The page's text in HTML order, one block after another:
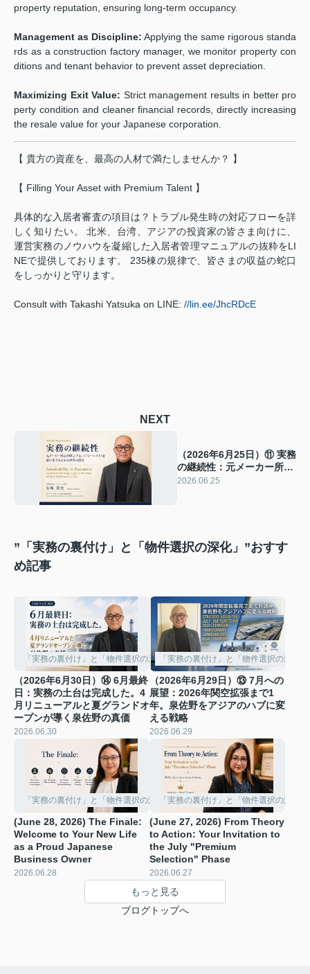
property reputation, ensuring long-term occupancy.
Management as Discipline: Applying the same rigorous standa
rds as a construction factory manager, we monitor property con
ditions and tenant behavior to prevent asset depreciation.
Maximizing Exit Value: Strict management results in better pro
perty condition and cleaner financial records, directly increasing
the resale value for your Japanese corporation.
【 貴方の資産を、最高の人材で満たしませんか？ 】
【 Filling Your Asset with Premium Talent 】
具体的な入居者審査の項目は？トラブル発生時の対応フローを詳
しく知りたい。 北米、台湾、アジアの投資家の皆さま向けに、
運営実務のノウハウを凝縮した入居者管理マニュアルの抜粋をLI
NEで提供しております。 235棟の規律で、皆さまの収益の蛇口
をしっかりと守ります。
Consult with Takashi Yatsuka on LINE: //lin.ee/JhcRDcE
NEXT
（2026年6月25日）⑪ 実務
の継続性：元メーカー所長
が断言する、リフォームコ
2026.06.25
”「実務の裏付け」と「物件選択の深化」”おすす
め記事
「実務の裏付け」と「物件選択の深化」
（2026年6月30日）⑭ 6月最終
日：実務の土台は完成した。4
月リニューアルと夏グランドオ
ープンが導く泉佐野の真価
2026.06.30
「実務の裏付け」と「物件選択の深化」
（2026年6月29日）⑬ 7月への
展望：2026年関空拡張まで1
年。泉佐野をアジアのハブに変
える戦略
2026.06.29
「実務の裏付け」と「物件選択の深化」
(June 28, 2026) The Finale:
Welcome to Your New Life
as a Proud Japanese
Business Owner
2026.06.28
「実務の裏付け」と「物件選択の深化」
(June 27, 2026) From Theory
to Action: Your Invitation to
the July "Premium
Selection" Phase ️
2026.06.27
もっと見る
ブログトップへ